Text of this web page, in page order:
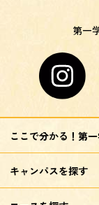
第一
ここで分かる！第
キャンパスを探す